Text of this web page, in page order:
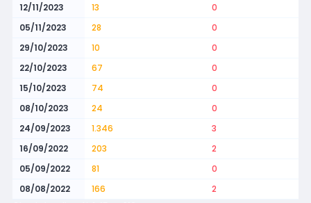
12/11/2023
13
0
05/11/2023
28
0
29/10/2023
10
0
22/10/2023
67
0
15/10/2023
74
0
08/10/2023
24
0
24/09/2023
1.346
3
16/09/2022
203
2
05/09/2022
81
0
08/08/2022
166
2